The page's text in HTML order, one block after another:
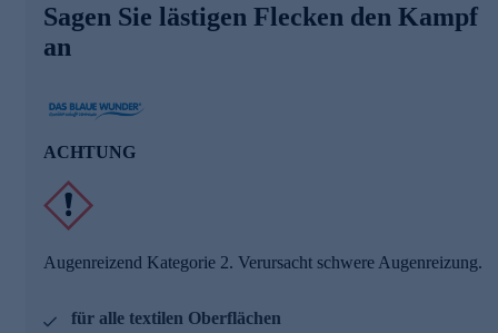
Küche, Bad oder Werkstatt.
Für textile Oberflächen und mehr
Das blaue Wunder Fleck-X Schaumbooster ist für alle
textilen Oberflächen geeignet, wirkt farbschonend und nicht
bleichend. Außerdem ist Fleck-Ex stark gegen Fett, Saucen,
Grasflecken, Rotwein, Blut und vieles mehr. Sie können es
auch als Vorwaschspray für Wäsche verwenden.
Jetzt online bestellen und Flecken bekämpfen!
Sagen Sie lästigen Flecken den Kampf
an
ACHTUNG
Augenreizend Kategorie 2. Verursacht schwere Augenreizung.
für alle textilen Oberflächen